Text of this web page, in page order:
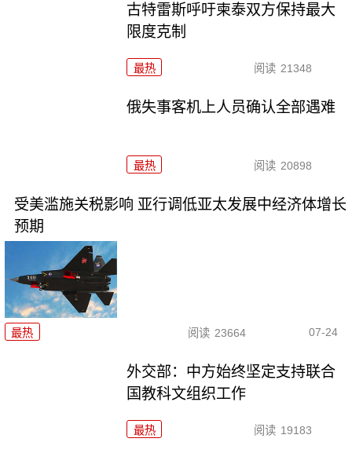
古特雷斯呼吁柬泰双方保持最大
限度克制
最热 阅读 21348
俄失事客机上人员确认全部遇难
最热 阅读 20898
受美滥施关税影响 亚行调低亚太发展中经济体增长
预期
最热 阅读 23664 07-24
外交部：中方始终坚定支持联合
国教科文组织工作
最热 阅读 19183